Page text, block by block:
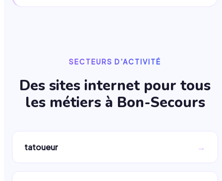
SECTEURS D'ACTIVITÉ
Des sites internet pour tous
les métiers à Bon-Secours
tatoueur →